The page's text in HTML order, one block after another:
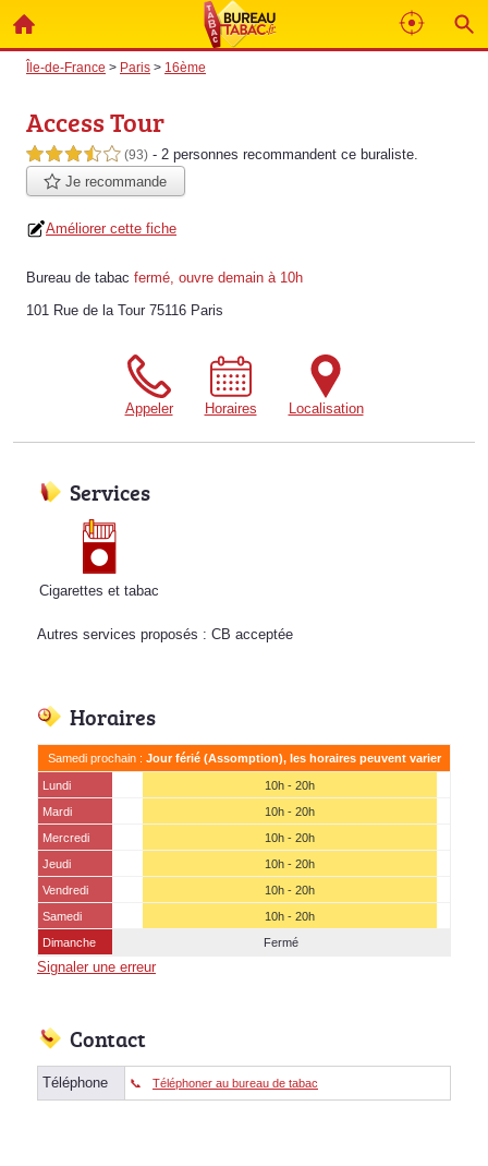
Île-de-France > Paris > 16ème
Access Tour
3,5 étoiles sur 5 (93) - 2 personnes recommandent ce buraliste.
Je recommande
Améliorer cette fiche
Bureau de tabac fermé, ouvre demain à 10h
101 Rue de la Tour 75116 Paris
Appeler Horaires Localisation
Services
Cigarettes et tabac
Autres services proposés : CB acceptée
Horaires
Samedi prochain : Jour férié (Assomption), les horaires peuvent varier
Lundi
10h - 20h
Mardi
10h - 20h
Mercredi
10h - 20h
Jeudi
10h - 20h
Vendredi
10h - 20h
Samedi
10h - 20h
Dimanche
Fermé
Signaler une erreur
Contact
Téléphone Téléphoner au bureau de tabac